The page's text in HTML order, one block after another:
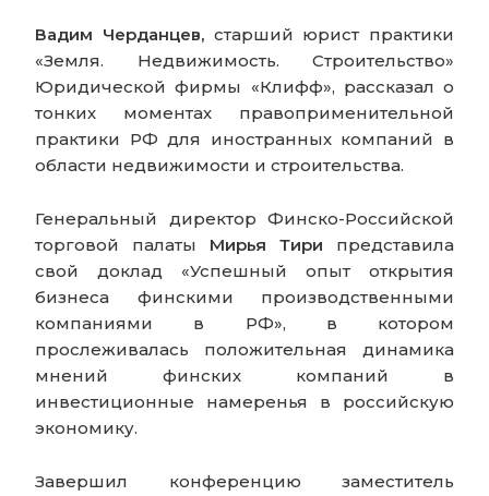
Вадим Черданцев, старший юрист практики
«Земля. Недвижимость. Строительство»
Юридической фирмы «Клифф», рассказал о
тонких моментах правоприменительной
практики РФ для иностранных компаний в
области недвижимости и строительства.
Генеральный директор Финско-Российской
торговой палаты Мирья Тири представила
свой доклад «Успешный опыт открытия
бизнеса финскими производственными
компаниями в РФ», в котором
прослеживалась положительная динамика
мнений финских компаний в
инвестиционные намеренья в российскую
экономику.
Завершил конференцию заместитель